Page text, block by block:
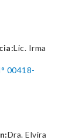
Lic. Irma
00418-
Dra. Elvira